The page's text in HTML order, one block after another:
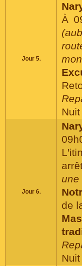
Jour 5.
À
Jour 6.
une
de